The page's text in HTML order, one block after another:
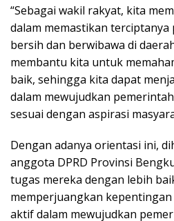
“Sebagai wakil rakyat, kita
dalam memastikan
bersih dan berwibawa di
membantu kita untuk
baik, sehingga kita dapat
dalam mewujudkan
sesuai dengan aspirasi
Dengan adanya orientasi ini,
anggota DPRD Provinsi
tugas mereka dengan lebih
memperjuangkan
aktif dalam mewujudkan